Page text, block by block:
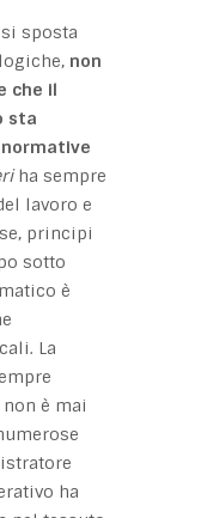
sposta
non
che il
sta
ha sempre
lavoro e
principi
sotto
è
La
è mai
ha